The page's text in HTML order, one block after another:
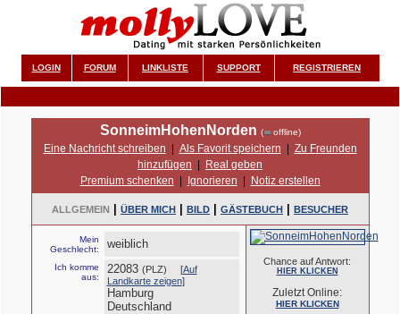
LOGIN FORUM LINKLISTE SUPPORT REGISTRIEREN
SonneimHohenNorden ( offline)
Eine Nachricht schreiben Als Favorit speichern
Zu Freunden
hinzufügen
Real geben
Premium schenken
Ignorieren Notiz erstellen
ALLGEMEIN ÜBER MICH BILD GÄSTEBUCH BESUCHER
Mein
Geschlecht:
weiblich
Ich komme
aus:
22083 (PLZ) [Auf
Landkarte zeigen]
Hamburg
Deutschland
Chance auf Antwort:
HIER KLICKEN
Zuletzt Online:
HIER KLICKEN